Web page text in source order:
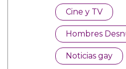
Cine y TV
Hombres
Noticias gay